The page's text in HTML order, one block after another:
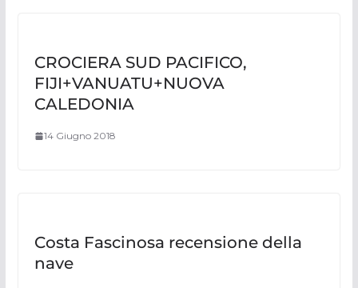
CROCIERA SUD PACIFICO,
FIJI+VANUATU+NUOVA
CALEDONIA
14 Giugno 2018
Costa Fascinosa recensione della
nave